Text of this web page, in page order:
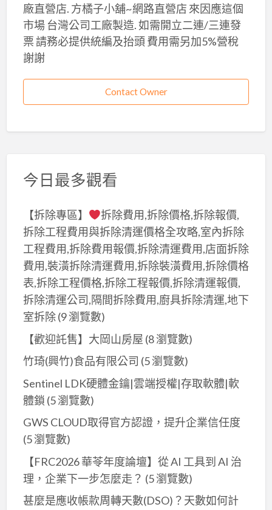
廠直營店. 方橘子小舖~網路直營店 來因應這個
市場 台灣公司工廠製造. 如需開立二連/三連發
票 請務必提供統編及抬頭 費用需另加5%營稅
謝謝
Contact Owner
今日最多觀看
【拆除專區】
拆除費用,拆除價格,拆除報價,
拆除工程費用與拆除清運價格全攻略,室內拆除
工程費用,拆除費用報價,拆除清運費用,店面拆除
費用,裝潢拆除清運費用,拆除裝潢費用,拆除價格
表,拆除工程價格,拆除工程報價,拆除清運報價,
拆除清運公司,隔間拆除費用,廚具拆除清運,地下
室拆除(9 瀏覽數)
【歡迎託售】大岡山房屋 (8 瀏覽數)
竹琦(興竹)食品有限公司 (5 瀏覽數)
Sentinel LDK硬體金鑰|雲端授權|存取軟體|軟
體鎖 (5 瀏覽數)
GWS CLOUD取得官方認證，提升企業信任度
(5 瀏覽數)
【FRC2026 華苓年度論壇】從 AI 工具到 AI 治
理，企業下一步怎麼走？ (5 瀏覽數)
甚麼是應收帳款周轉天數(DSO)？天數如何計